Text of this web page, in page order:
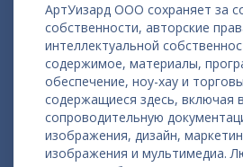
АртУизард ООО сохраняет за
собственности, авторские
интеллектуальной
содержимое, материалы,
обеспечение, ноу-хау и
содержащиеся здесь, включая
сопроводительную
изображения, дизайн,
изображения и мультимедиа.